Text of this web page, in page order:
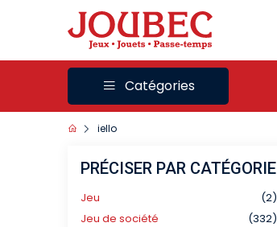
Catégories
iello
PRÉCISER PAR CATÉGORIE
Jeu
(2)
Jeu de société
(332)